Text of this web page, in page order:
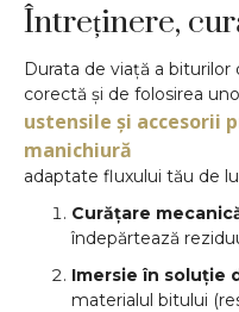
Întreținere,
Durata de viață a
corectă și de folosirea
ustensile și accesorii
manichiură
adaptate fluxului tău de
Curățare
îndepărtează
Imersie în soluție
materialul bitului